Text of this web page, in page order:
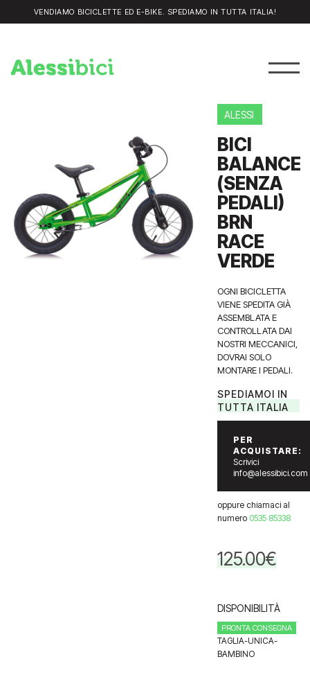
VENDIAMO BICICLETTE ED E-BIKE. SPEDIAMO IN TUTTA ITALIA!
ALESSI
BICI
BALANCE
(SENZA
PEDALI)
BRN
RACE
VERDE
OGNI BICICLETTA
VIENE SPEDITA GIÀ
ASSEMBLATA E
CONTROLLATA DAI
NOSTRI MECCANICI,
DOVRAI SOLO
MONTARE I PEDALI.
SPEDIAMOI IN
TUTTA ITALIA
PER
ACQUISTARE:
Scrivici
info@alessibici.com
oppure chiamaci al
numero 0535 85338
125.00€
DISPONIBILITÀ
PRONTA CONSEGNA
TAGLIA-UNICA-
BAMBINO